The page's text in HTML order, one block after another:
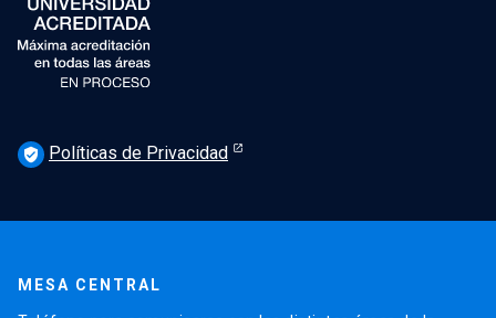
verified_user Políticas de Privacidad
MESA CENTRAL